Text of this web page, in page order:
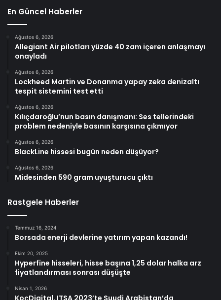
En Güncel Haberler
Ağustos 6, 2026
Allegiant Air pilotları yüzde 40 zam içeren anlaşmayı
onayladı
Ağustos 6, 2026
Lockheed Martin ve Donanma yapay zeka denizaltı
tespit sistemini test etti
Ağustos 6, 2026
Kılıçdaroğlu’nun basın danışmanı: Ses tellerindeki
problem nedeniyle basının karşısına çıkmıyor
Ağustos 6, 2026
BlackLine hissesi bugün neden düşüyor?
Ağustos 6, 2026
Midesinden 590 gram uyuşturucu çıktı
Rastgele Haberler
Temmuz 16, 2024
Borsada enerji devlerine yatırım yapan kazandı!
Ekim 20, 2025
Hyperfine hisseleri, hisse başına 1,25 dolar halka arz
fiyatlandırması sonrası düşüşte
Nisan 1, 2026